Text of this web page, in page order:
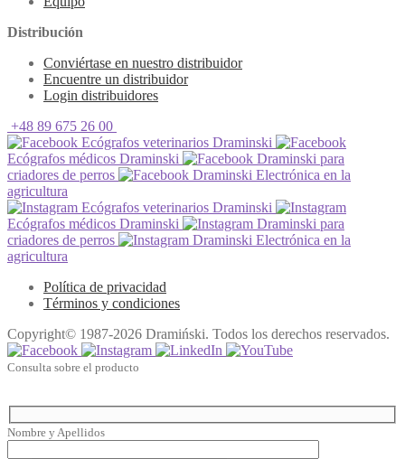
Distribución
Conviértase en nuestro distribuidor
Encuentre un distribuidor
Login distribuidores
+48 89 675 26 00
Ecógrafos veterinarios Draminski
Ecógrafos médicos Draminski
Draminski para
criadores de perros
Draminski Electrónica en la
agricultura
Ecógrafos veterinarios Draminski
Ecógrafos médicos Draminski
Draminski para
criadores de perros
Draminski Electrónica en la
agricultura
Política de privacidad
Términos y condiciones
Copyright© 1987-2026 Dramiński. Todos los derechos reservados.
Consulta sobre el producto
Nombre y Apellidos